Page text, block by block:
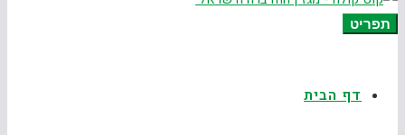
תפריט
דף הבית